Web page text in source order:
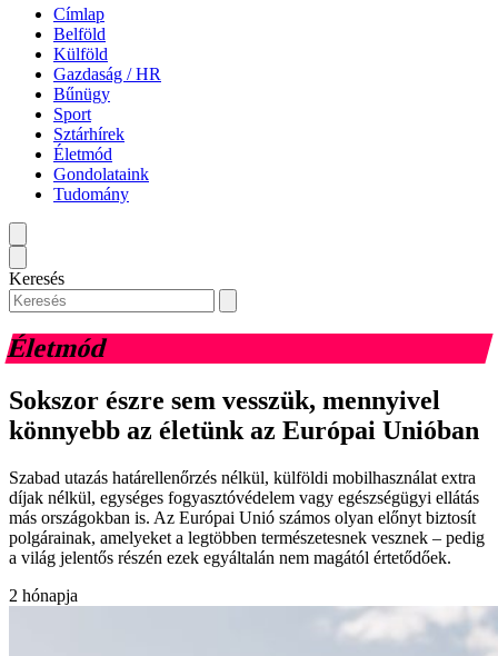
Címlap
Belföld
Külföld
Gazdaság / HR
Bűnügy
Sport
Sztárhírek
Életmód
Gondolataink
Tudomány
Keresés
Életmód
Sokszor észre sem vesszük, mennyivel
könnyebb az életünk az Európai Unióban
Szabad utazás határellenőrzés nélkül, külföldi mobilhasználat extra
díjak nélkül, egységes fogyasztóvédelem vagy egészségügyi ellátás
más országokban is. Az Európai Unió számos olyan előnyt biztosít
polgárainak, amelyeket a legtöbben természetesnek vesznek – pedig
a világ jelentős részén ezek egyáltalán nem magától értetődőek.
2 hónapja